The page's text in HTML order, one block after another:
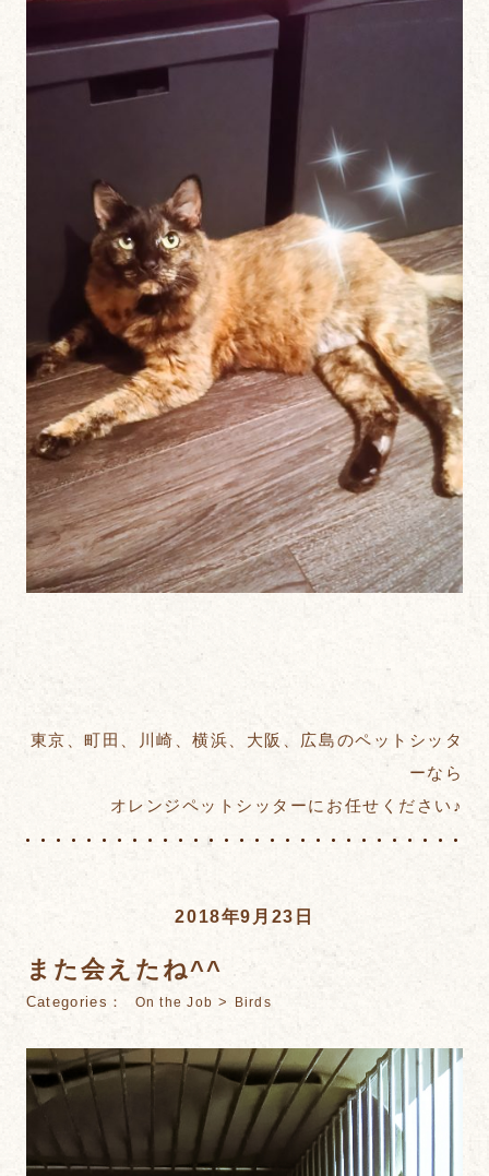
東京、町田、川崎、横浜、大阪、広島のペットシッタ
ーなら
オレンジペットシッターにお任せください♪
2018年9月23日
また会えたね^^
Categories： On the Job > Birds